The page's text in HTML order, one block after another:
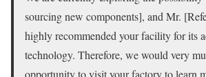
sourcing new components], and Mr.
highly recommended your facility for its
technology. Therefore, we would very